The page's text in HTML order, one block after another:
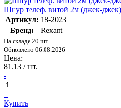
Шнур телеф. витой 2м (джек-джек)
Артикул: 18-2023
Бренд:
Rexant
На складе 20 шт.
Обновлено 06.08.2026
Цена:
81.13 / шт.
-
+
Купить